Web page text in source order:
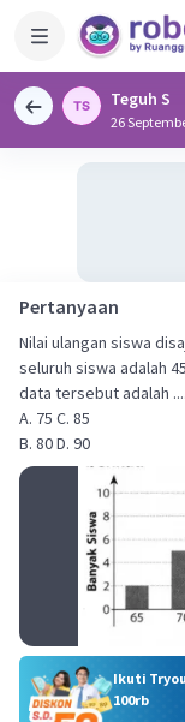
Teguh S
26
Pertanyaan
Nilai ulangan siswa
seluruh siswa adalah
data tersebut adalah ....
A. 75 C. 85
B. 80 D. 90
Ikuti
100rb